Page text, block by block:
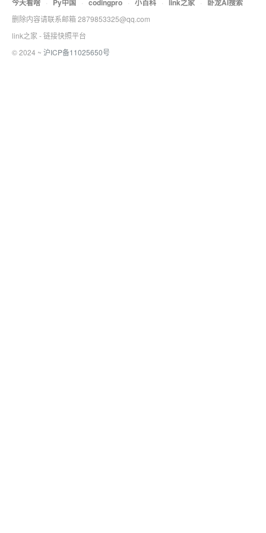
今天看啥 · Py中国 · codingpro · 小百科 · link之家 · 卧龙AI搜索
删除内容请联系邮箱 2879853325@qq.com
link之家 - 链接快照平台
© 2024 ~ 沪ICP备11025650号